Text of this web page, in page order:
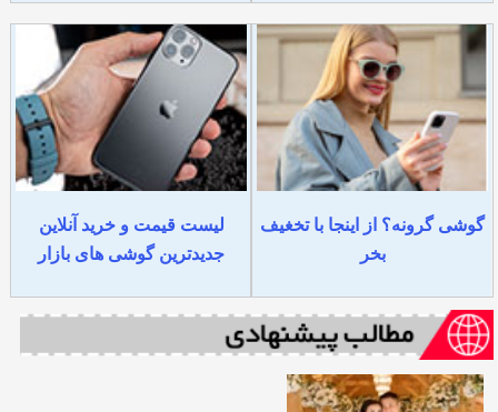
گوشی گرونه؟ از اینجا با تخغیف
بخر
لیست قیمت و خرید آنلاین
جدیدترین گوشی های بازار